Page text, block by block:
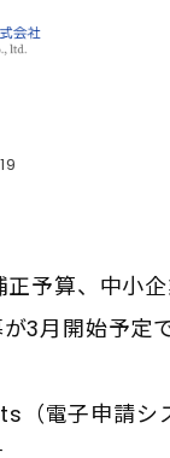
予算、中小
3月開始予定で
（電子申請シ